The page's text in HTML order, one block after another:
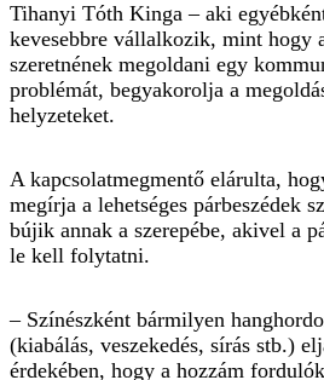
Tihanyi Tóth Kinga – aki
kevesebbre vállalkozik, mint hogy
szeretnének megoldani egy
problémát, begyakorolja a
helyzeteket.
A kapcsolatmegmentő elárulta,
megírja a lehetséges párbeszédek
bújik annak a szerepébe, akivel a
le kell folytatni.
– Színészként bármilyen
(kiabálás, veszekedés, sírás stb.)
érdekében, hogy a hozzám